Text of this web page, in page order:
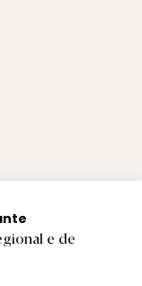
e de